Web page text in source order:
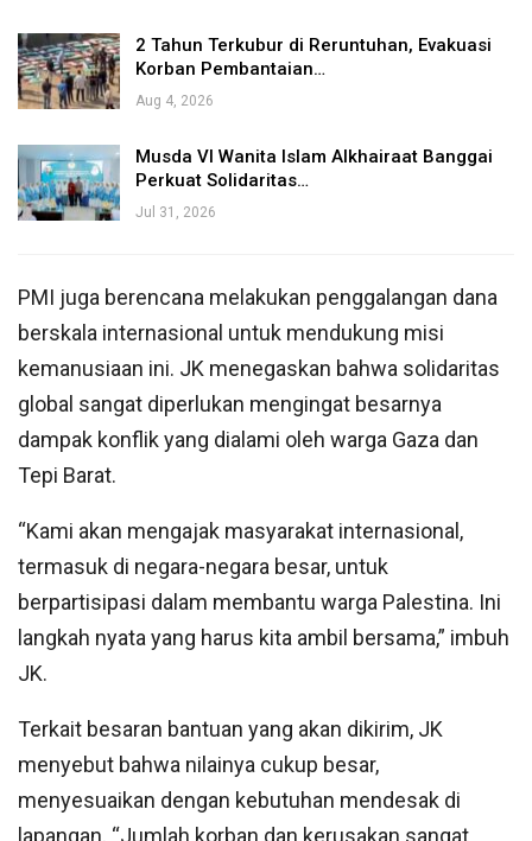
2 Tahun Terkubur di Reruntuhan, Evakuasi
Korban Pembantaian…
Aug 4, 2026
Musda VI Wanita Islam Alkhairaat Banggai
Perkuat Solidaritas…
Jul 31, 2026
PMI juga berencana melakukan penggalangan dana
berskala internasional untuk mendukung misi
kemanusiaan ini. JK menegaskan bahwa solidaritas
global sangat diperlukan mengingat besarnya
dampak konflik yang dialami oleh warga Gaza dan
Tepi Barat.
“Kami akan mengajak masyarakat internasional,
termasuk di negara-negara besar, untuk
berpartisipasi dalam membantu warga Palestina. Ini
langkah nyata yang harus kita ambil bersama,” imbuh
JK.
Terkait besaran bantuan yang akan dikirim, JK
menyebut bahwa nilainya cukup besar,
menyesuaikan dengan kebutuhan mendesak di